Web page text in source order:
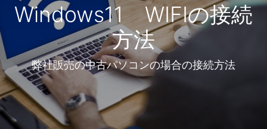
Windows11 WIFIの接続
方法
弊社販売の中古パソコンの場合の接続方法